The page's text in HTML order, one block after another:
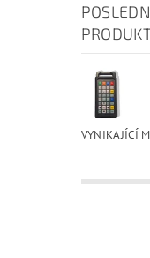
VYNIKAJÍCÍ